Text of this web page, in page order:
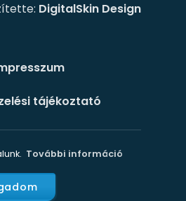
További információ
DigitalSkin Design
tájékoztató
szabályzat